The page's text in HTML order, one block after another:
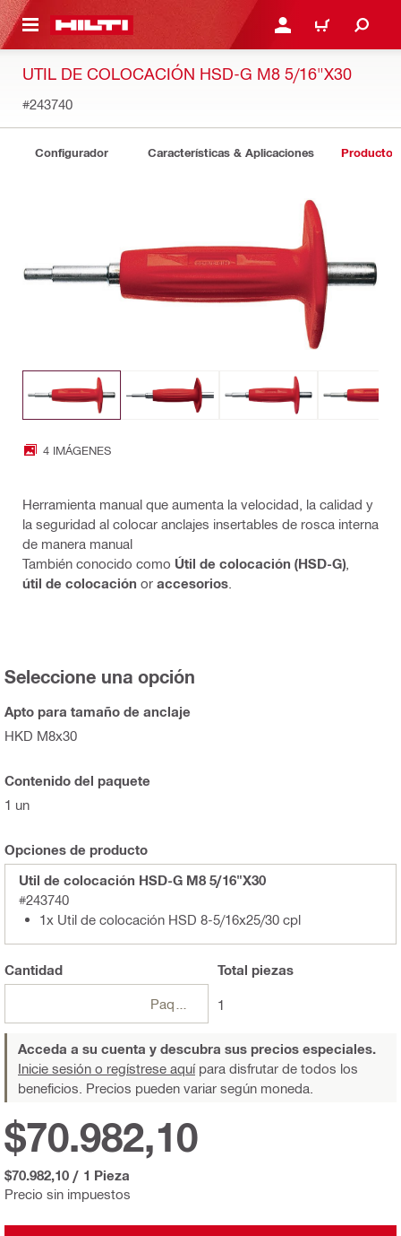
PRINCIPAL INICIE SESIÓN O
CARRITO
UTIL DE COLOCACIÓN HSD-G M8 5/16"X30
#243740
Configurador Características & Aplicaciones
4 IMÁGENES
Herramienta manual que aumenta la velocidad, la calidad y
la seguridad al colocar anclajes insertables de rosca interna
de manera manual
También conocido como Útil de colocación (HSD-G)
útil de colocación or accesorios
Seleccione una opción
Apto para tamaño de anclaje
HKD M8x30
Contenido del paquete
1 un
Opciones de producto
Util de colocación HSD-G M8 5/16"X30
#243740
1x Util de colocación HSD 8-5/16x25/30 cpl
Cantidad Total piezas
1
Acceda a su cuenta y descubra sus precios especiales.
Inicie sesión o regístrese aquípara disfrutar de todos los
beneficios. Precios pueden variar según moneda.
Precio sin impuestos
$70.982,10
$70.982,10 / 1 Pieza